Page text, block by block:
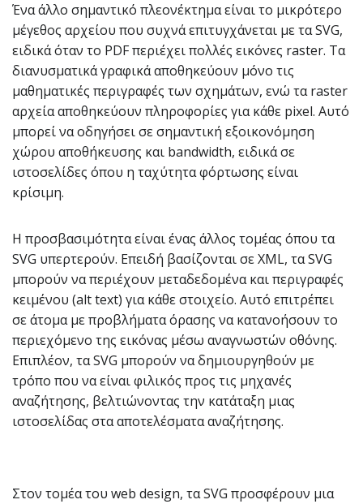
Ένα άλλο σημαντικό πλεονέκτημα είναι το μικρότερο
μέγεθος αρχείου που συχνά επιτυγχάνεται με τα SVG,
ειδικά όταν το PDF περιέχει πολλές εικόνες raster. Τα
διανυσματικά γραφικά αποθηκεύουν μόνο τις
μαθηματικές περιγραφές των σχημάτων, ενώ τα raster
αρχεία αποθηκεύουν πληροφορίες για κάθε pixel. Αυτό
μπορεί να οδηγήσει σε σημαντική εξοικονόμηση
χώρου αποθήκευσης και bandwidth, ειδικά σε
ιστοσελίδες όπου η ταχύτητα φόρτωσης είναι
κρίσιμη.
Η προσβασιμότητα είναι ένας άλλος τομέας όπου τα
SVG υπερτερούν. Επειδή βασίζονται σε XML, τα SVG
μπορούν να περιέχουν μεταδεδομένα και περιγραφές
κειμένου (alt text) για κάθε στοιχείο. Αυτό επιτρέπει
σε άτομα με προβλήματα όρασης να κατανοήσουν το
περιεχόμενο της εικόνας μέσω αναγνωστών οθόνης.
Επιπλέον, τα SVG μπορούν να δημιουργηθούν με
τρόπο που να είναι φιλικός προς τις μηχανές
αναζήτησης, βελτιώνοντας την κατάταξη μιας
ιστοσελίδας στα αποτελέσματα αναζήτησης.
Στον τομέα του web design, τα SVG προσφέρουν μια